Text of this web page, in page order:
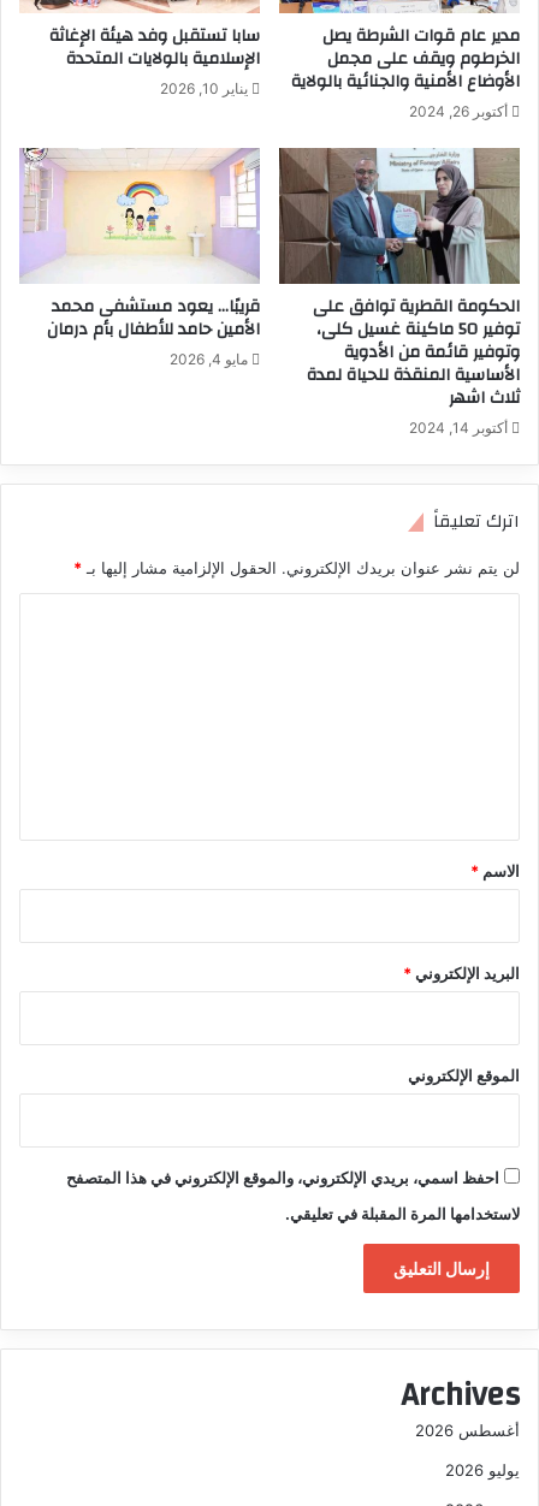
مدير عام قوات الشرطة يصل
الخرطوم ويقف على مجمل
الأوضاع الأمنية والجنائية بالولاية
أكتوبر 26, 2024
سابا تستقبل وفد هيئة الإغاثة
الإسلامية بالولايات المتحدة
يناير 10, 2026
الحكومة القطرية توافق على
توفير 50 ماكينة غسيل كلى،
وتوفير قائمة من الأدوية
الأساسية المنقذة للحياة لمدة
ثلاث اشهر
أكتوبر 14, 2024
قريبًا… يعود مستشفى محمد
الأمين حامد للأطفال بأم درمان
مايو 4, 2026
اترك تعليقاً
لن يتم نشر عنوان بريدك الإلكتروني. الحقول الإلزامية مشار إليها بـ *
*
الاسم *
البريد الإلكتروني*
الموقع الإلكتروني
احفظ اسمي، بريدي الإلكتروني، والموقع الإلكتروني في هذا المتصفح
لاستخدامها المرة المقبلة في تعليقي.
Archives
أغسطس 2026
يوليو 2026